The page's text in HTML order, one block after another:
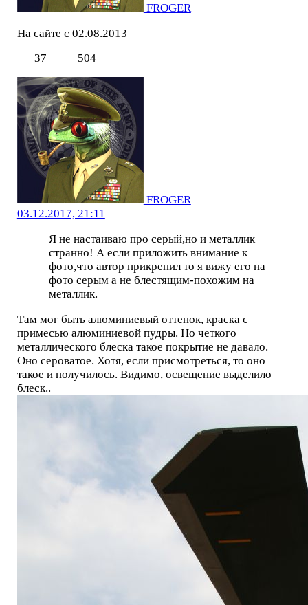
FROGER
На сайте с 02.08.2013
37
504
FROGER
03.12.2017, 21:11
Я не настаиваю про серый,но и металлик
странно! А если приложить внимание к
фото,что автор прикрепил то я вижу его на
фото серым а не блестящим-похожим на
металлик.
Там мог быть алюминиевый оттенок, краска с
примесью алюминиевой пудры. Но четкого
металлического блеска такое покрытие не давало.
Оно сероватое. Хотя, если присмотреться, то оно
такое и получилось. Видимо, освещение выделило
блеск..